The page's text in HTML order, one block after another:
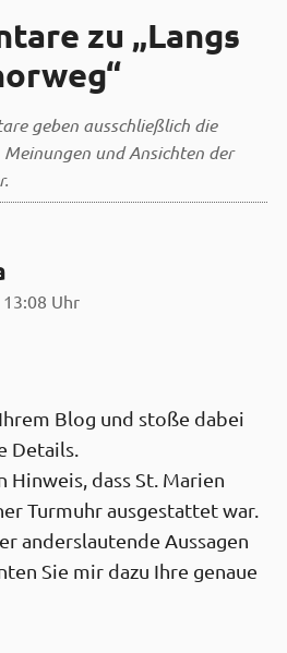
zu „Langs
geben ausschließlich die
und Ansichten der
Uhr
Blog und stoße dabei
Details.
Hinweis, dass St. Marien
Turmuhr ausgestattet war.
anderslautende Aussagen
Sie mir dazu Ihre genaue